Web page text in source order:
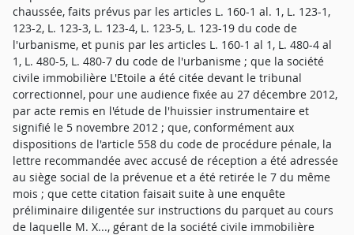
chaussée, faits prévus par les articles L. 160-1 al. 1, L. 123-1,
123-2, L. 123-3, L. 123-4, L. 123-5, L. 123-19 du code de
l'urbanisme, et punis par les articles L. 160-1 al 1, L. 480-4 al
1, L. 480-5, L. 480-7 du code de l'urbanisme ; que la société
civile immobilière L'Etoile a été citée devant le tribunal
correctionnel, pour une audience fixée au 27 décembre 2012,
par acte remis en l'étude de l'huissier instrumentaire et
signifié le 5 novembre 2012 ; que, conformément aux
dispositions de l'article 558 du code de procédure pénale, la
lettre recommandée avec accusé de réception a été adressée
au siège social de la prévenue et a été retirée le 7 du même
mois ; que cette citation faisait suite à une enquête
préliminaire diligentée sur instructions du parquet au cours
de laquelle M. X..., gérant de la société civile immobilière